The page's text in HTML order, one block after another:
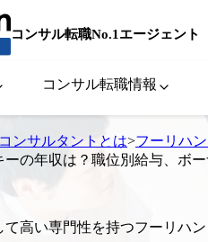
コンサル転職No.1エージェント
コンサル転職情報
コンサルタントとは>フーリハ
ーの年収は？職位別給与、ボ
高い専門性を持つフーリハ